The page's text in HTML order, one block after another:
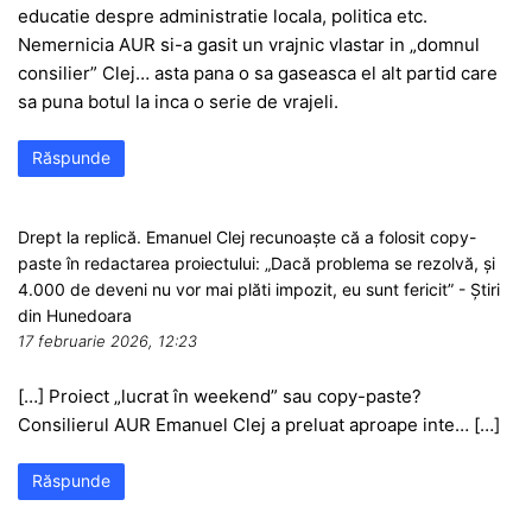
educatie despre administratie locala, politica etc.
Nemernicia AUR si-a gasit un vrajnic vlastar in „domnul
consilier” Clej… asta pana o sa gaseasca el alt partid care
sa puna botul la inca o serie de vrajeli.
Răspunde
Drept la replică. Emanuel Clej recunoaște că a folosit copy-
paste în redactarea proiectului: „Dacă problema se rezolvă, și
4.000 de deveni nu vor mai plăti impozit, eu sunt fericit” - Știri
din Hunedoara
17 februarie 2026, 12:23
[…] Proiect „lucrat în weekend” sau copy-paste?
Consilierul AUR Emanuel Clej a preluat aproape inte… […]
Răspunde